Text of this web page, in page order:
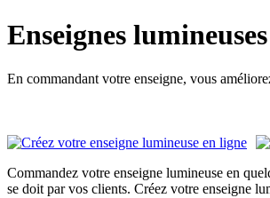
Enseignes
En commandant votre enseigne, vous
Commandez votre enseigne lumineuse en
se doit par vos clients. Créez votre enseigne